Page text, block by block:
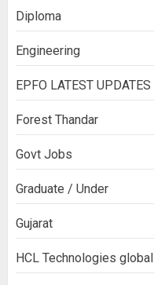
Diploma
Engineering
EPFO LATEST UPDATES
Forest Thandar
Govt Jobs
Graduate / Under
Gujarat
HCL Technologies global